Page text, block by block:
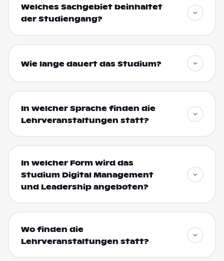
Welches Sachgebiet beinhaltet
der Studiengang?
Wie lange dauert das Studium?
In welcher Sprache finden die
Lehrveranstaltungen statt?
In welcher Form wird das
Studium Digital Management
und Leadership angeboten?
Wo finden die
Lehrveranstaltungen statt?